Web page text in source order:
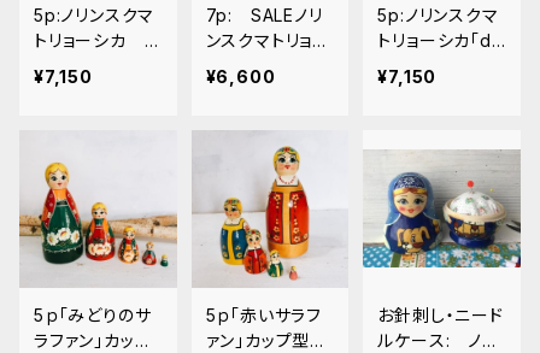
5p:ノリンスクマ
トリョーシカ
「スカイ」 14ｃ
¥7,150
7p: SALEノリ
ンスクマトリョー
シカ 「レッド」
13ｃｍ
¥6,600
5p:ノリンスクマ
トリョーシカ「do
gs」14ｃｍ
¥7,150
5ｐ「みどりのサ
ラファン」カップ
5ｐ「赤いサラフ
ァン」カップ型
お針刺し・ニード
ルケース: ノリ